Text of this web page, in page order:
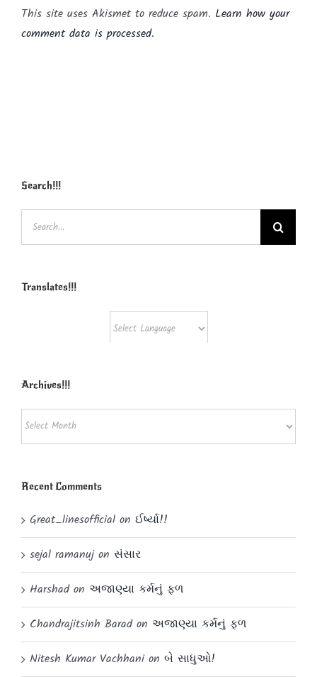
This site uses Akismet to reduce spam. Learn how your
comment data is processed.
Search!!!
Search
Translates!!!
Archives!!!
Archives!!!
Recent Comments
Great_linesofficial on ઈર્ષ્યા!!
sejal ramanujon સંસાર
Harshadon અજાણ્યા કર્મનું ફળ
Chandrajitsinh Baradon અજાણ્યા કર્મનું ફળ
Nitesh Kumar Vachhanion બે સાધુઓ!